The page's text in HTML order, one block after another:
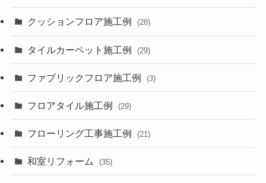
クッションフロア施工例 (28)
タイルカーペット施工例 (29)
ファブリックフロア施工例 (3)
フロアタイル施工例 (29)
フローリング工事施工例 (21)
和室リフォーム (35)